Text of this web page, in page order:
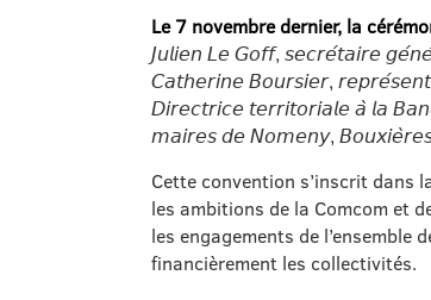
Le 7 novembre dernier, la
𝘑𝘶𝘭𝘪𝘦𝘯 𝘓𝘦 𝘎𝘰𝘧𝘧, 𝘴𝘦𝘤𝘳𝘦́𝘵𝘢𝘪𝘳𝘦
𝘊𝘢𝘵𝘩𝘦𝘳𝘪𝘯𝘦 𝘉𝘰𝘶𝘳𝘴𝘪𝘦𝘳,
𝘋𝘪𝘳𝘦𝘤𝘵𝘳𝘪𝘤𝘦 𝘵𝘦𝘳𝘳𝘪𝘵𝘰𝘳𝘪𝘢𝘭𝘦 𝘢̀ 𝘭𝘢
𝘮𝘢𝘪𝘳𝘦𝘴 𝘥𝘦 𝘕𝘰𝘮𝘦𝘯𝘺,
Cette convention s’inscrit dans
les ambitions de la Comcom et
les engagements de
financièrement les collectivités.